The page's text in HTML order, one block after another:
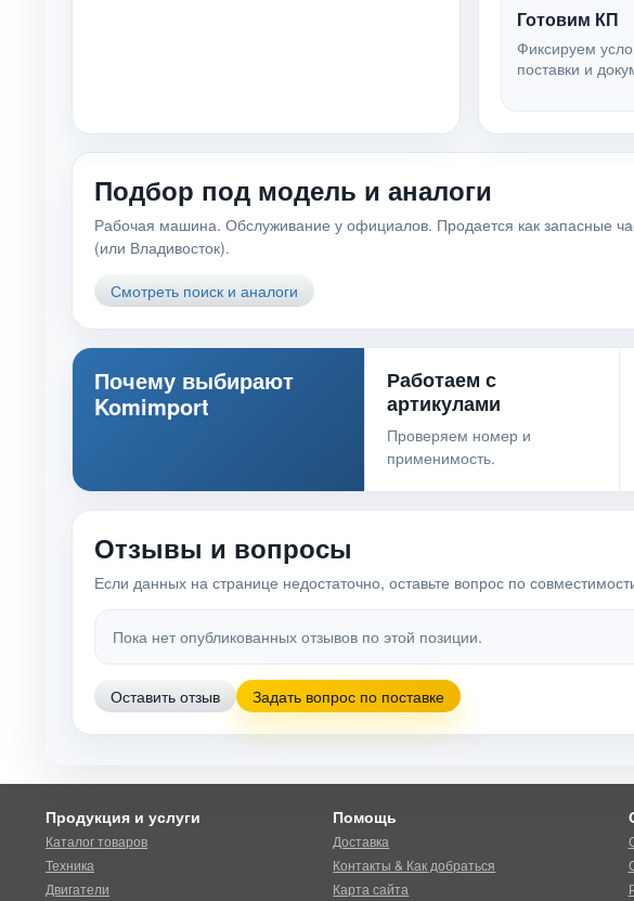
Готовим КП
Фиксируем
поставки и
Подбор под модель и аналоги
Рабочая машина. Обслуживание у официалов. Продается как запасные
(или Владивосток).
Смотреть поиск и аналоги
Почему выбирают
Komimport
Работаем с
артикулами
Проверяем номер и
применимость.
Отзывы и вопросы
Если данных на странице недостаточно, оставьте вопрос по
Пока нет опубликованных отзывов по этой позиции.
Оставить отзыв Задать вопрос по поставке
Продукция и услуги
Каталог товаров
Техника
Двигатели
Помощь
Доставка
Контакты & Как добраться
Карта сайта